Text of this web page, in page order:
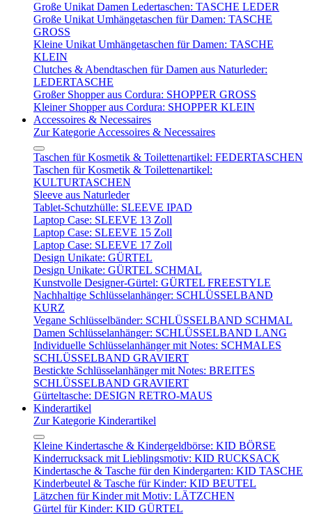
Große Unikat Damen Ledertaschen: TASCHE LEDER
Große Unikat Umhängetaschen für Damen: TASCHE
GROSS
Kleine Unikat Umhängetaschen für Damen: TASCHE
KLEIN
Clutches & Abendtaschen für Damen aus Naturleder:
LEDERTASCHE
Großer Shopper aus Cordura: SHOPPER GROSS
Kleiner Shopper aus Cordura: SHOPPER KLEIN
Accessoires & Necessaires
Zur Kategorie Accessoires & Necessaires
Taschen für Kosmetik & Toilettenartikel: FEDERTASCHEN
Taschen für Kosmetik & Toilettenartikel:
KULTURTASCHEN
Sleeve aus Naturleder
Tablet-Schutzhülle: SLEEVE IPAD
Laptop Case: SLEEVE 13 Zoll
Laptop Case: SLEEVE 15 Zoll
Laptop Case: SLEEVE 17 Zoll
Design Unikate: GÜRTEL
Design Unikate: GÜRTEL SCHMAL
Kunstvolle Designer-Gürtel: GÜRTEL FREESTYLE
Nachhaltige Schlüsselanhänger: SCHLÜSSELBAND
KURZ
Vegane Schlüsselbänder: SCHLÜSSELBAND SCHMAL
Damen Schlüsselanhänger: SCHLÜSSELBAND LANG
Individuelle Schlüsselanhänger mit Notes: SCHMALES
SCHLÜSSELBAND GRAVIERT
Bestickte Schlüsselanhänger mit Notes: BREITES
SCHLÜSSELBAND GRAVIERT
Gürteltasche: DESIGN RETRO-MAUS
Kinderartikel
Zur Kategorie Kinderartikel
Kleine Kindertasche & Kindergeldbörse: KID BÖRSE
Kinderrucksack mit Lieblingsmotiv: KID RUCKSACK
Kindertasche & Tasche für den Kindergarten: KID TASCHE
Kinderbeutel & Tasche für Kinder: KID BEUTEL
Lätzchen für Kinder mit Motiv: LÄTZCHEN
Gürtel für Kinder: KID GÜRTEL